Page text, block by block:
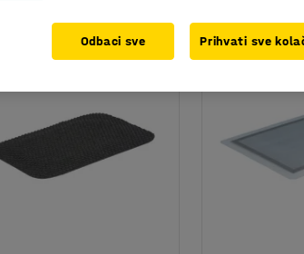
Odbaci sve Prihvati sve